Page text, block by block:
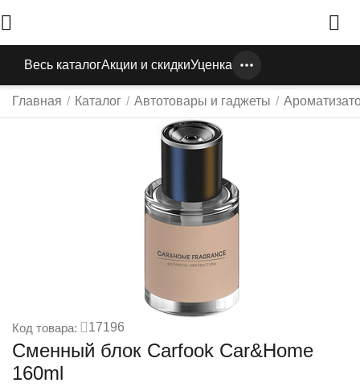
Весь каталогАкции и скидкиУценка
Главная / Каталог / Автотовары и гаджеты /
Код товара: 17196
Сменный блок Carfook Car&Home
160ml